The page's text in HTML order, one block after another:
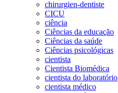
chirurgien-dentiste
CICU
ciência
Ciências da educação
Ciências da saúde
Ciências psicológicas
cientista
Cientista Biomédica
cientista do laboratório
cientista médico